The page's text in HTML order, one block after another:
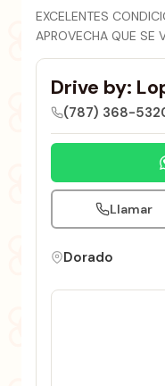
EXCELENTES
APROVECHA QUE SE
Drive by:
(787) 368-
Llamar
Dorado